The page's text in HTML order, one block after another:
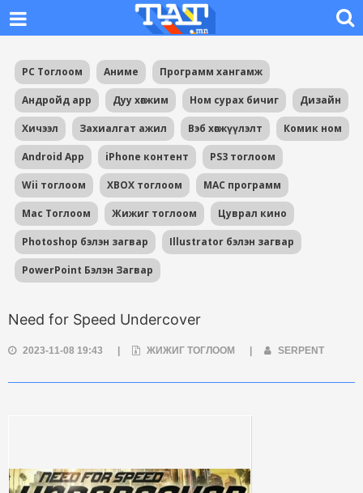
PC Тоглоом Аниме Программ хангамж
Андройд app Дуу хөгжим Ном сурах бичиг Дизайн
Хичээл Захиалгат ажил Вэб хөгжүүлэлт Комик ном
Android App iPhone контент PS3 тоглоом
Wii тоглоом XBOX тоглоом MAC программ
Mac Тоглоом Жижиг тоглоом Цуврал кино
Photoshop бэлэн загвар Illustrator бэлэн загвар
PowerPoint Бэлэн Загвар
Need for Speed Undercover
2023-11-08 19:43 ЖИЖИГ ТОГЛООМ SERPENT